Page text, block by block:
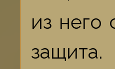
из него
защита.